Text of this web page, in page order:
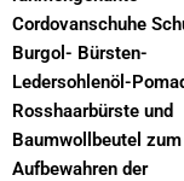
Cordovanschuhe
Burgol- Bürsten-
Ledersohlenöl-
Rosshaarbürste und
Baumwollbeutel zum
Aufbewahren der
gewählt